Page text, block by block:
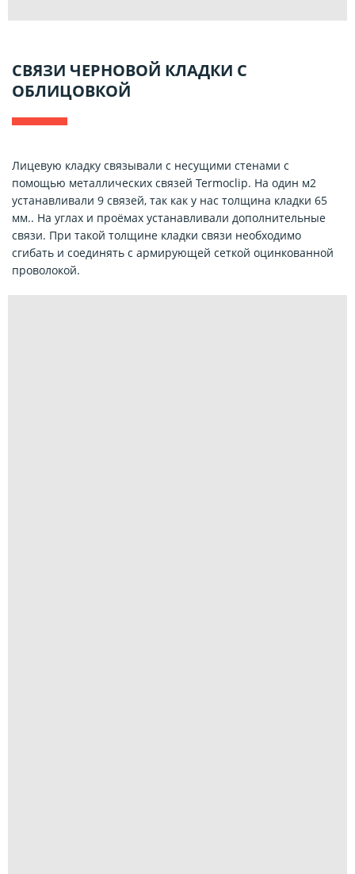
СВЯЗИ ЧЕРНОВОЙ КЛАДКИ С
ОБЛИЦОВКОЙ
Лицевую кладку связывали с несущими стенами с
помощью металлических связей Termoclip. На один м2
устанавливали 9 связей, так как у нас толщина кладки 65
мм.. На углах и проёмах устанавливали дополнительные
связи. При такой толщине кладки связи необходимо
сгибать и соединять с армирующей сеткой оцинкованной
проволокой.